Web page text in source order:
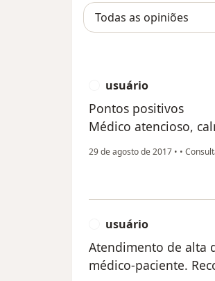
usuário
Pontos positivos
Médico atencioso,
29 de agosto de 2017 • •
usuário
Atendimento de alta
médico-paciente.